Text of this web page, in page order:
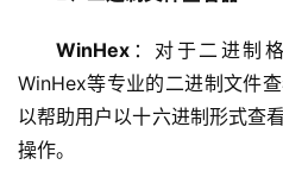
WinHex ：对于二进制
WinHex等专业的二进制文件
以帮助用户以十六进制形式查
操作。